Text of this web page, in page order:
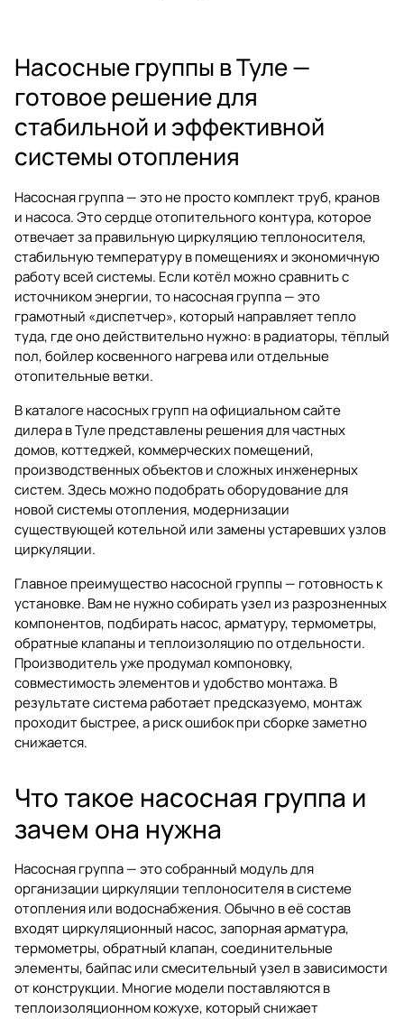
Насосные группы в Туле —
готовое решение для
стабильной и эффективной
системы отопления
Насосная группа — это не просто комплект труб, кранов
и насоса. Это сердце отопительного контура, которое
отвечает за правильную циркуляцию теплоносителя,
стабильную температуру в помещениях и экономичную
работу всей системы. Если котёл можно сравнить с
источником энергии, то насосная группа — это
грамотный «диспетчер», который направляет тепло
туда, где оно действительно нужно: в радиаторы, тёплый
пол, бойлер косвенного нагрева или отдельные
отопительные ветки.
В каталогенасосных групп на официальном сайте
дилера в Туле представлены решения для частных
домов, коттеджей, коммерческих помещений,
производственных объектов и сложных инженерных
систем. Здесь можно подобрать оборудование для
новой системы отопления, модернизации
существующей котельной или замены устаревших узлов
циркуляции.
Главное преимущество насосной группы — готовность к
установке. Вам не нужно собирать узел из разрозненных
компонентов, подбирать насос, арматуру, термометры,
обратные клапаны и теплоизоляцию по отдельности.
Производитель уже продумал компоновку,
совместимость элементов и удобство монтажа. В
результате система работает предсказуемо, монтаж
проходит быстрее, а риск ошибок при сборке заметно
снижается.
Что такое насосная группа и
зачем она нужна
Насосная группа — это собранный модуль для
организации циркуляции теплоносителя в системе
отопления или водоснабжения. Обычно в её состав
входят циркуляционный насос, запорная арматура,
термометры, обратный клапан, соединительные
элементы, байпас или смесительный узел в зависимости
от конструкции. Многие модели поставляются в
теплоизоляционном кожухе, который снижает